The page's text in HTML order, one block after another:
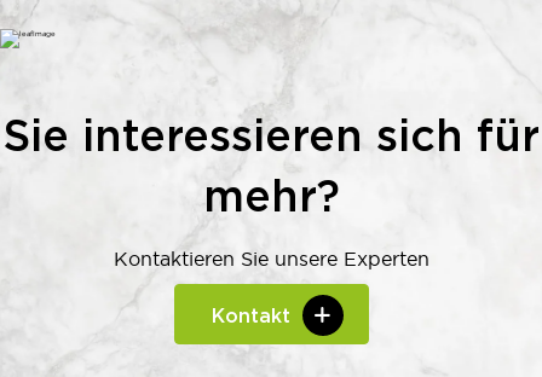
Sie interessieren sich für
mehr?
Kontaktieren Sie unsere Experten
Kontakt